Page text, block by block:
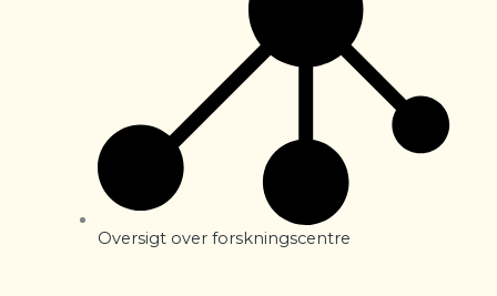
Oversigt over forskningscentre